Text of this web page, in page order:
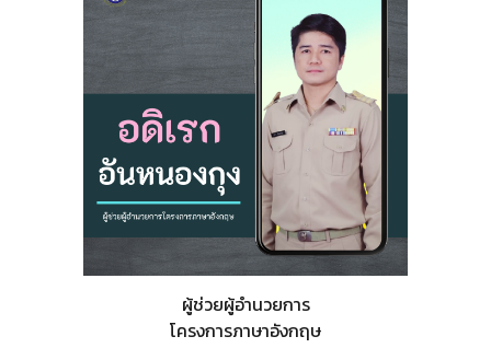
ผู้ช่วยผู้อำนวยการ
โครงการภาษาอังกฤษ